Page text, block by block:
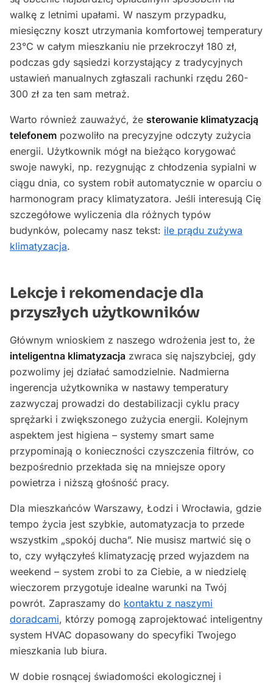
walkę z letnimi upałami. W naszym przypadku,
miesięczny koszt utrzymania komfortowej temperatury
23°C w całym mieszkaniu nie przekroczył 180 zł,
podczas gdy sąsiedzi korzystający z tradycyjnych
ustawień manualnych zgłaszali rachunki rzędu 260-
300 zł za ten sam metraż.
Warto również zauważyć, że sterowanie klimatyzacją
telefonem pozwoliło na precyzyjne odczyty zużycia
energii. Użytkownik mógł na bieżąco korygować
swoje nawyki, np. rezygnując z chłodzenia sypialni w
ciągu dnia, co system robił automatycznie w oparciu o
harmonogram pracy klimatyzatora. Jeśli interesują Cię
szczegółowe wyliczenia dla różnych typów
budynków, polecamy nasz tekst: ile prądu zużywa
klimatyzacja.
Lekcje i rekomendacje dla
przyszłych użytkowników
Głównym wnioskiem z naszego wdrożenia jest to, że
inteligentna klimatyzacja zwraca się najszybciej, gdy
pozwolimy jej działać samodzielnie. Nadmierna
ingerencja użytkownika w nastawy temperatury
zazwyczaj prowadzi do destabilizacji cyklu pracy
sprężarki i zwiększonego zużycia energii. Kolejnym
aspektem jest higiena – systemy smart same
przypominają o konieczności czyszczenia filtrów, co
bezpośrednio przekłada się na mniejsze opory
powietrza i niższą głośność pracy.
Dla mieszkańców Warszawy, Łodzi i Wrocławia, gdzie
tempo życia jest szybkie, automatyzacja to przede
wszystkim „spokój ducha”. Nie musisz martwić się o
to, czy wyłączyłeś klimatyzację przed wyjazdem na
weekend – system zrobi to za Ciebie, a w niedzielę
wieczorem przygotuje idealne warunki na Twój
powrót. Zapraszamy do kontaktu z naszymi
doradcami, którzy pomogą zaprojektować inteligentny
system HVAC dopasowany do specyfiki Twojego
mieszkania lub biura.
W dobie rosnącej świadomości ekologicznej i